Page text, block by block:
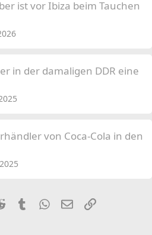
ist vor Ibiza beim Tauchen
in der damaligen DDR eine
von Coca-Cola in den
Reddit TumblrWhatsApp
EmailLink